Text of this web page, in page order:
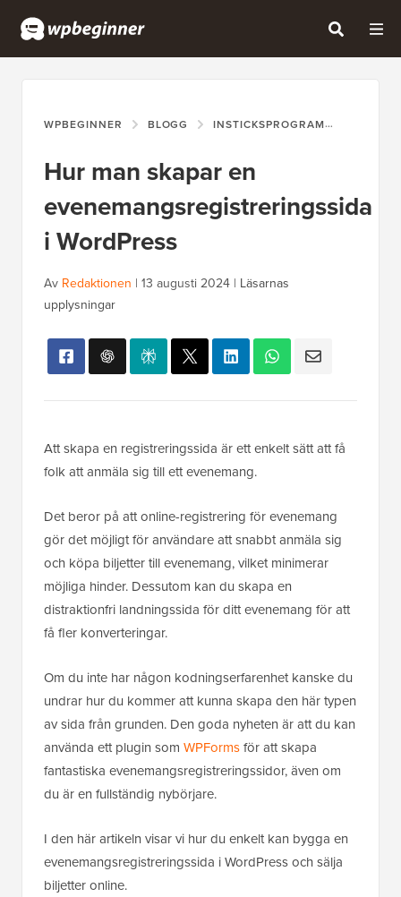
WPBEGINNER BLOGG INSTICKSPROGRAM
Hur man skapar en
evenemangsregistreringssida
i WordPress
Av Redaktionen | 13 augusti 2024 | Läsarnas
upplysningar
Att skapa en registreringssida är ett enkelt sätt att få
folk att anmäla sig till ett evenemang.
Det beror på att online-registrering för evenemang
gör det möjligt för användare att snabbt anmäla sig
och köpa biljetter till evenemang, vilket minimerar
möjliga hinder. Dessutom kan du skapa en
distraktionfri landningssida för ditt evenemang för att
få fler konverteringar.
Om du inte har någon kodningserfarenhet kanske du
undrar hur du kommer att kunna skapa den här typen
av sida från grunden. Den goda nyheten är att du kan
använda ett plugin som WPFormsför att skapa
fantastiska evenemangsregistreringssidor, även om
du är en fullständig nybörjare.
I den här artikeln visar vi hur du enkelt kan bygga en
evenemangsregistreringssida i WordPress och sälja
biljetter online.